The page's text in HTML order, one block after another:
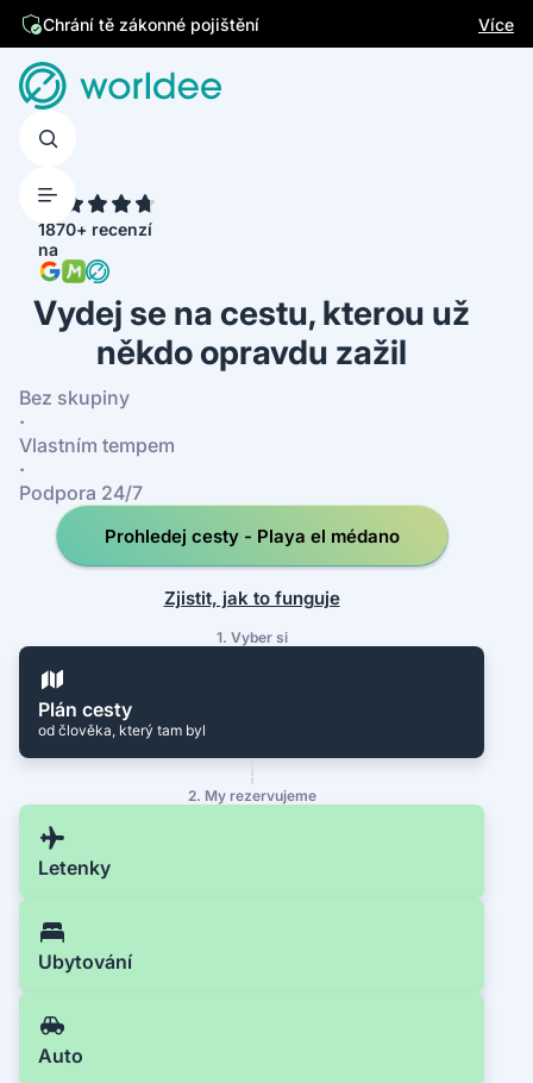
Jsme česká firma Více
1870+ recenzí
na
Vydej se na cestu, kterou už
někdo opravdu zažil
Bez skupiny
·
Vlastním tempem
·
Podpora 24/7
Prohledej cesty - Playa el médano
Zjistit, jak to funguje
1. Vyber si
Plán cesty
od člověka, který tam byl
2. My rezervujeme
Letenky
Ubytování
Auto